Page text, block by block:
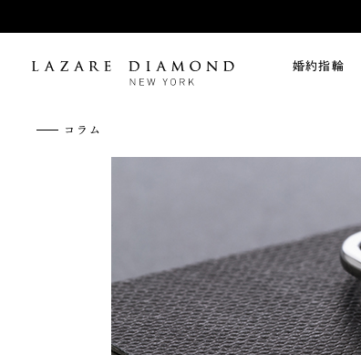
婚約指輪
コラム